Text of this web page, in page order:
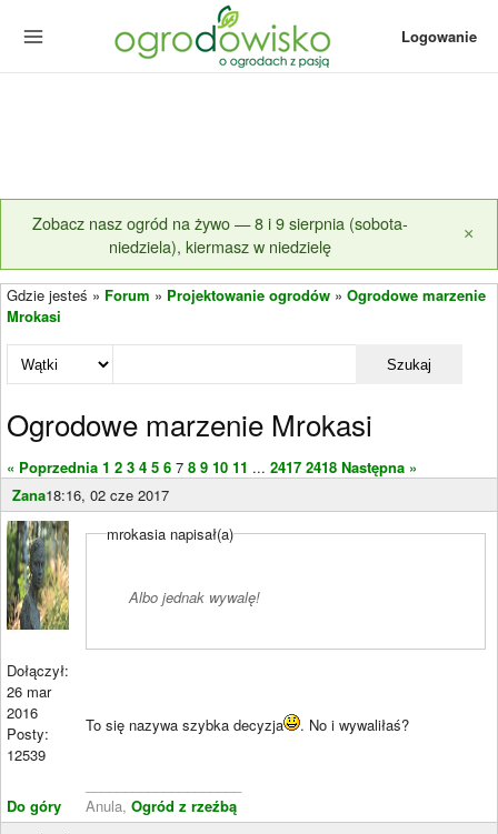
Logowanie
Zobacz nasz ogród na żywo — 8 i 9 sierpnia (sobota-
niedziela), kiermasz w niedzielę
×
Gdzie jesteś » Forum » Projektowanie ogrodów » Ogrodowe marzenie
Mrokasi
Szukaj
Ogrodowe marzenie Mrokasi
« Poprzednia 1 2 3 4 5 6 7 8 9 10 11 ... 2417 2418 Następna »
Zana18:16, 02 cze 2017
Dołączył:
26 mar
2016
Posty:
12539
Do góry
mrokasia napisał(a)
Albo jednak wywalę!
To się nazywa szybka decyzja . No i wywaliłaś?
Anula, Ogród z rzeźbą